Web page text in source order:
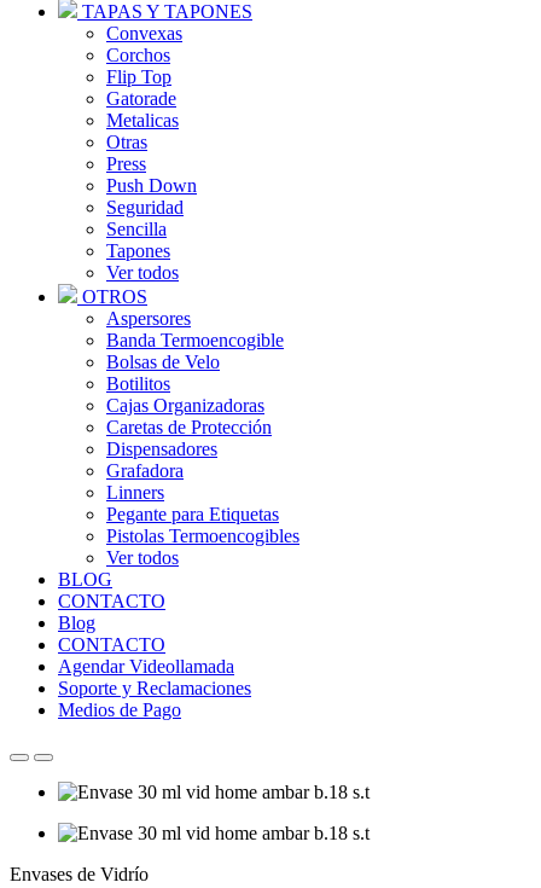
TAPAS Y TAPONES
Convexas
Corchos
Flip Top
Gatorade
Metalicas
Otras
Press
Push Down
Seguridad
Sencilla
Tapones
Ver todos
OTROS
Aspersores
Banda Termoencogible
Bolsas de Velo
Botilitos
Cajas Organizadoras
Caretas de Protección
Dispensadores
Grafadora
Linners
Pegante para Etiquetas
Pistolas Termoencogibles
Ver todos
BLOG
CONTACTO
Blog
CONTACTO
Agendar Videollamada
Soporte y Reclamaciones
Medios de Pago
Envases de Vidrío